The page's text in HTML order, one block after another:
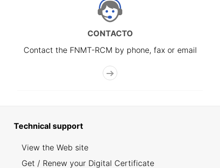
CONTACTO
Contact the FNMT-RCM by phone, fax or email
Technical support
View the Web site
Get / Renew your Digital Certificate